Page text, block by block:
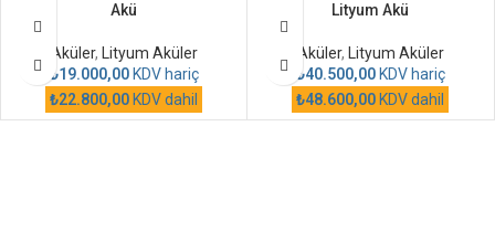
Akü
Aküler, Lityum Aküler
₺19.000,00KDV hariç
₺22.800,00 KDV dahil
Lityum Akü
Aküler, Lityum Aküler
₺40.500,00KDV hariç
₺48.600,00 KDV dahil